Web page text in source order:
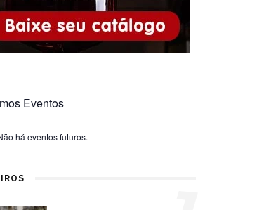
Eventos
há eventos futuros.